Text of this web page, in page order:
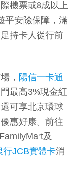
機票或8成以上
平安險保障，滿
持卡人從行前
， 陽信一卡通
最高3%現金紅
可享北京環球
惠好康。前往
及
行JCB實體卡消